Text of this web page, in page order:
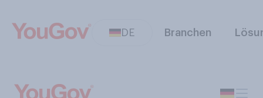
DE Branchen